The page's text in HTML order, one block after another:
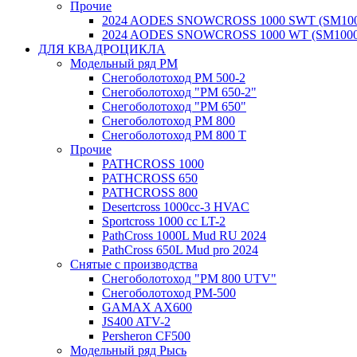
Прочие
2024 AODES SNOWCROSS 1000 SWT
2024 AODES SNOWCROSS 1000 WT
ДЛЯ КВАДРОЦИКЛА
Модельный ряд РМ
Снегоболотоход РМ 500-2
Снегоболотоход "РМ 650-2"
Снегоболотоход "РМ 650"
Снегоболотоход РМ 800
Снегоболотоход РМ 800 Т
Прочие
PATHCROSS 1000
PATHCROSS 650
PATHCROSS 800
Desertcross 1000cc-3 HVAC
Sportcross 1000 cc LT-2
PathCross 1000L Mud RU 2024
PathCross 650L Mud pro 2024
Снятые с производства
Снегоболотоход "РМ 800 UTV"
Снегоболотоход РМ-500
GAMAX AX600
JS400 ATV-2
Persheron CF500
Модельный ряд Рысь